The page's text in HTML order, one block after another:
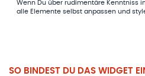
Wenn Du über rudimentäre Kenntniss
alle Elemente selbst anpassen und
SO BINDEST DU DAS WIDGET